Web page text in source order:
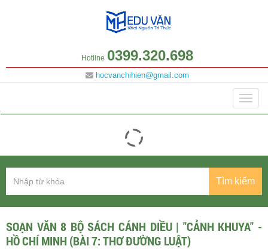
Hotline 0399.320.698
hocvanchihien@gmail.com
Tìm kiếm
SOẠN VĂN 8 BỘ SÁCH CÁNH DIỀU | "CẢNH KHUYA" -
HỒ CHÍ MINH (BÀI 7: THƠ ĐƯỜNG LUẬT)